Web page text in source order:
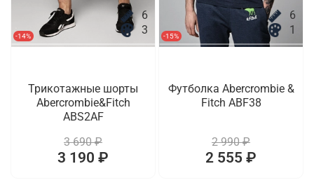
-14%
6
3
Трикотажные шорты
Abercrombie&Fitch
ABS2AF
3 690 ₽
3 190 ₽
-15%
6
1
Футболка Abercrombie &
Fitch ABF38
2 990 ₽
2 555 ₽